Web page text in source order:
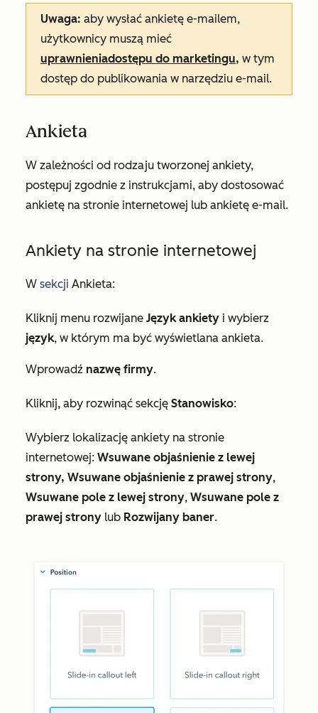
Uwaga: aby wysłać ankietę e-mailem,
użytkownicy muszą mieć
uprawnieniadostępu do marketingu, w tym
dostęp do publikowania w narzędziu e-mail.
Ankieta
W zależności od rodzaju tworzonej ankiety,
postępuj zgodnie z instrukcjami, aby dostosować
ankietę na stronie internetowej lub ankietę e-mail.
Ankiety na stronie internetowej
W sekcji Ankieta:
Kliknij menu rozwijane Język ankiety i wybierz
język, w którym ma być wyświetlana ankieta.
Wprowadź nazwę firmy.
Kliknij, aby rozwinąć sekcję Stanowisko:
Wybierz lokalizację ankiety na stronie
internetowej: Wsuwane objaśnienie z lewej
strony, Wsuwane objaśnienie z prawej strony,
Wsuwane pole z lewej strony, Wsuwane pole z
prawej strony lub Rozwijany baner.